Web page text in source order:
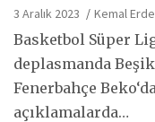
3 Aralık 2023 Kemal
Basketbol Süper
deplasmanda
Fenerbahçe
açıklamalarda…